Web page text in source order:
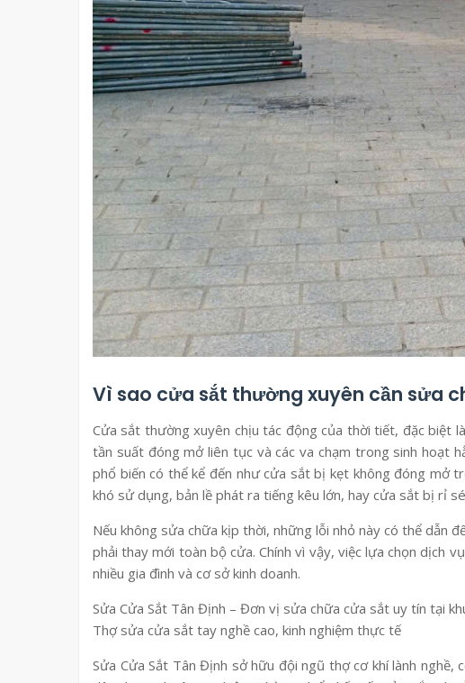
Vì sao cửa sắt thường xuyên cần sửa
Cửa sắt thường xuyên chịu tác động của thời tiết, đặc biệt
tần suất đóng mở liên tục và các va chạm trong sinh hoạt
phổ biến có thể kể đến như cửa sắt bị kẹt không đóng mở
khó sử dụng, bản lề phát ra tiếng kêu lớn, hay cửa sắt bị rỉ
Nếu không sửa chữa kịp thời, những lỗi nhỏ này có thể dẫn
phải thay mới toàn bộ cửa. Chính vì vậy, việc lựa chọn dịch
nhiều gia đình và cơ sở kinh doanh.
Sửa Cửa Sắt Tân Định – Đơn vị sửa chữa cửa sắt uy tín tại
Thợ sửa cửa sắt tay nghề cao, kinh nghiệm thực tế
Sửa Cửa Sắt Tân Định sở hữu đội ngũ thợ cơ khí lành